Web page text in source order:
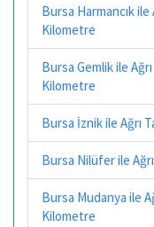
Bursa Harmancık ile
Kilometre
Bursa Gemlik ile
Kilometre
Bursa İznik ile Ağrı
Bursa Nilüfer ile
Bursa Mudanya ile
Kilometre